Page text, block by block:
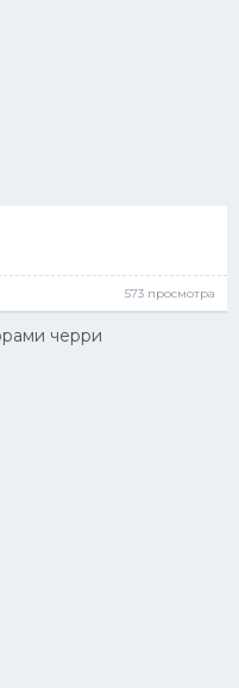
573 просмотра